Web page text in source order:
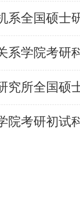
系学院考研
院考研初试